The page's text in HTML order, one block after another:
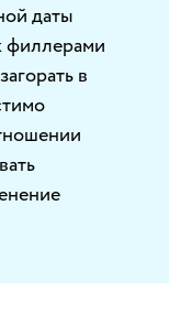
даты
филлерами
в